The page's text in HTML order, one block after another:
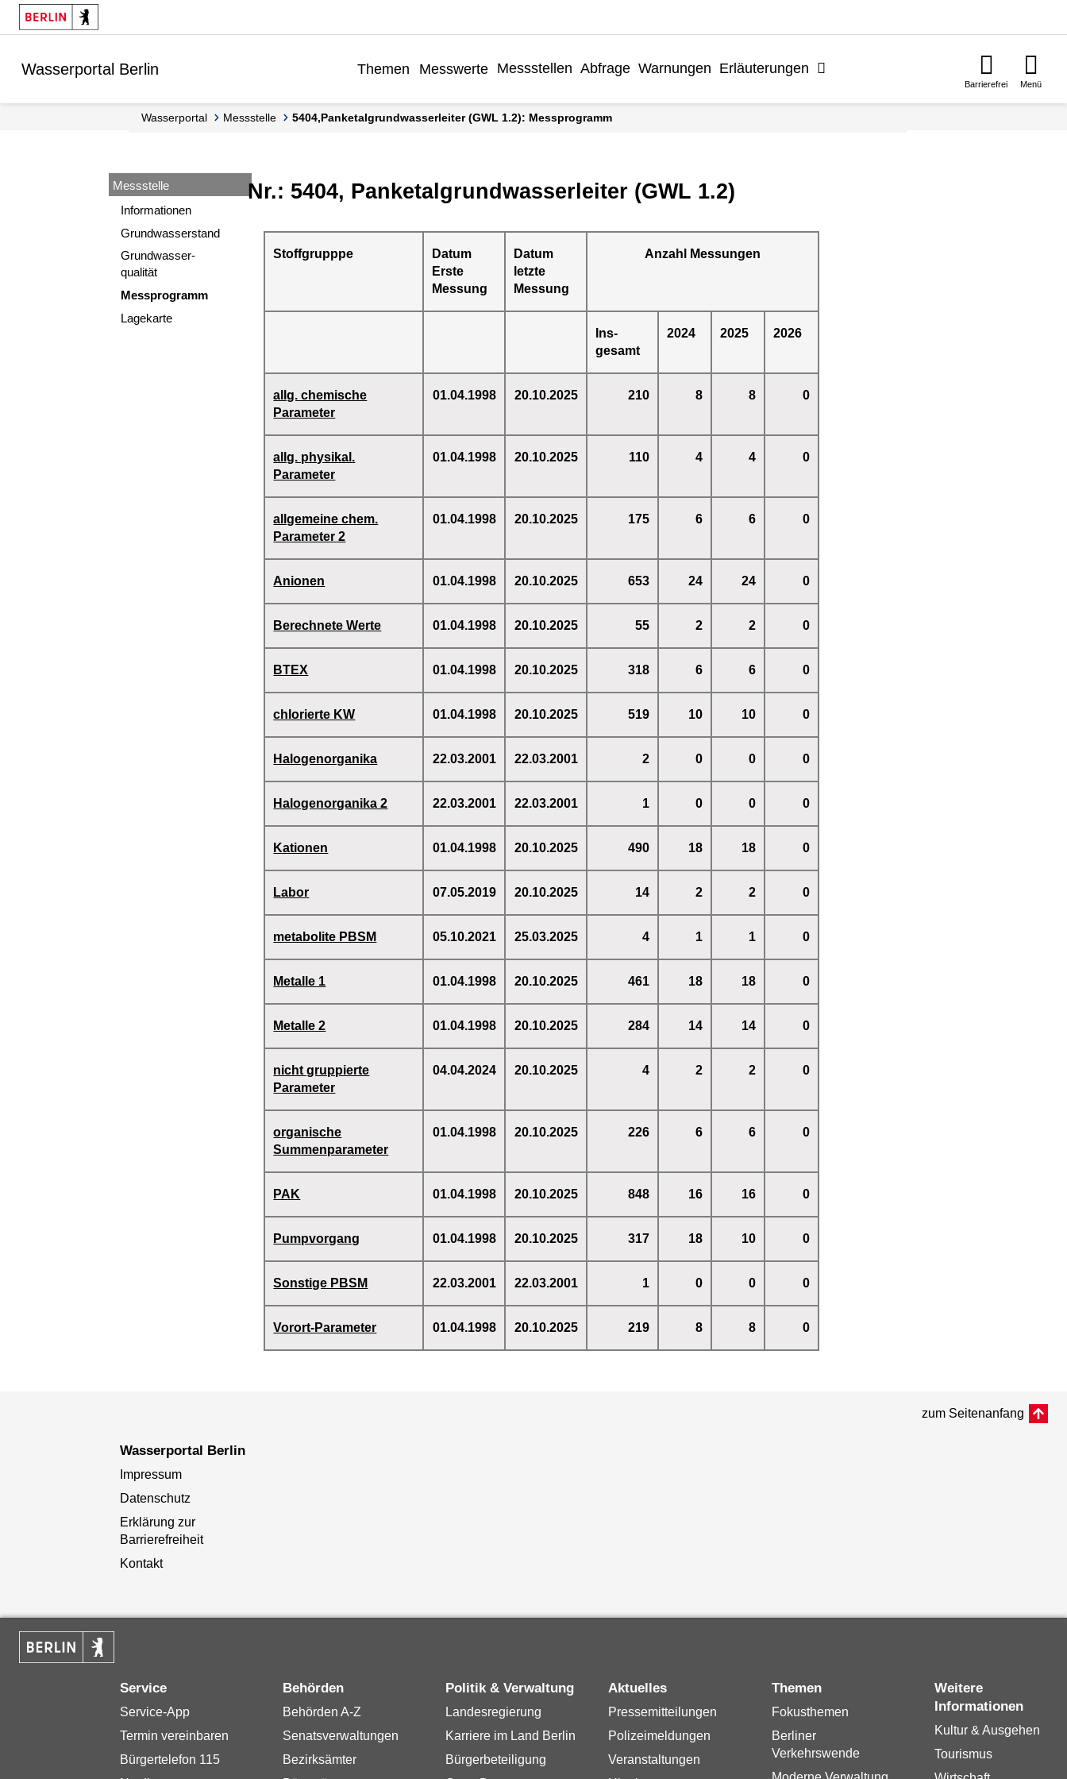
Springe zur Navigation
Springe zum Inhalt
Wasserportal Berlin Themen Messwerte Messstellen Abfrage Warnungen Erläuterungen
Barrierefrei Menü
Wasserportal Messstelle 5404,Panketalgrundwasserleiter (GWL 1.2): Messprogramm
Messstelle
Informationen
Grundwasserstand
Grundwasser-
qualität
Messprogramm
Lagekarte
Nr.: 5404, Panketalgrundwasserleiter (GWL 1.2)
Berlin
Stoffgrupppe
Datum
Erste
Messung
Datum
letzte
Messung
Anzahl Messungen
Ins-
gesamt
2024 2025 2026
allg. chemische
Parameter
01.04.1998 20.10.2025 210 8 8 0
allg. physikal.
Parameter
01.04.1998 20.10.2025 110 4 4 0
allgemeine chem.
Parameter 2
01.04.1998 20.10.2025 175 6 6 0
Anionen 01.04.1998 20.10.2025 653 24 24 0
Berechnete Werte 01.04.1998 20.10.2025 55 2 2 0
BTEX 01.04.1998 20.10.2025 318 6 6 0
chlorierte KW 01.04.1998 20.10.2025 519 10 10 0
Halogenorganika 22.03.2001 22.03.2001 2 0 0 0
Halogenorganika 2 22.03.2001 22.03.2001 1 0 0 0
Kationen 01.04.1998 20.10.2025 490 18 18 0
Labor 07.05.2019 20.10.2025 14 2 2 0
metabolite PBSM 05.10.2021 25.03.2025 4 1 1 0
Metalle 1 01.04.1998 20.10.2025 461 18 18 0
Metalle 2 01.04.1998 20.10.2025 284 14 14 0
nicht gruppierte
Parameter
04.04.2024 20.10.2025 4 2 2 0
organische
Summenparameter
01.04.1998 20.10.2025 226 6 6 0
PAK 01.04.1998 20.10.2025 848 16 16 0
Pumpvorgang 01.04.1998 20.10.2025 317 18 10 0
Sonstige PBSM 22.03.2001 22.03.2001 1 0 0 0
Vorort-Parameter 01.04.1998 20.10.2025 219 8 8 0
zum Seitenanfang
Wasserportal Berlin
Impressum
Datenschutz
Erklärung zur
Barrierefreiheit
Kontakt
Service
Service-App
Termin vereinbaren
Bürgertelefon 115
Behörden
Behörden A-Z
Senatsverwaltungen
Bezirksämter
Politik & Verwaltung
Landesregierung
Karriere im Land Berlin
Bürgerbeteiligung
Aktuelles
Pressemitteilungen
Polizeimeldungen
Veranstaltungen
Themen
Fokusthemen
Berliner
Verkehrswende
Weitere
Informationen
Kultur & Ausgehen
Tourismus